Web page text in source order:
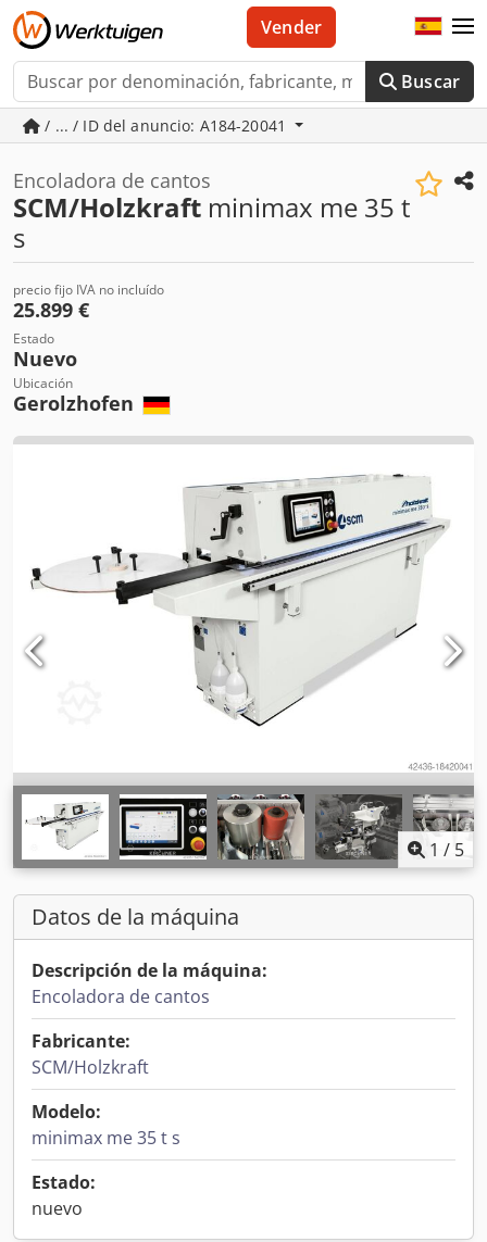
Buscar
Vender
/ ... / ID del anuncio: A184-20041
Encoladora de cantos
SCM/Holzkraft minimax me 35 t
s
precio fijo IVA no incluído
25.899 €
Estado
Nuevo
Ubicación
Gerolzhofen
1 / 5
Datos de la máquina
Descripción de la máquina:
Encoladora de cantos
Fabricante:
SCM/Holzkraft
Modelo:
minimax me 35 t s
Estado:
nuevo